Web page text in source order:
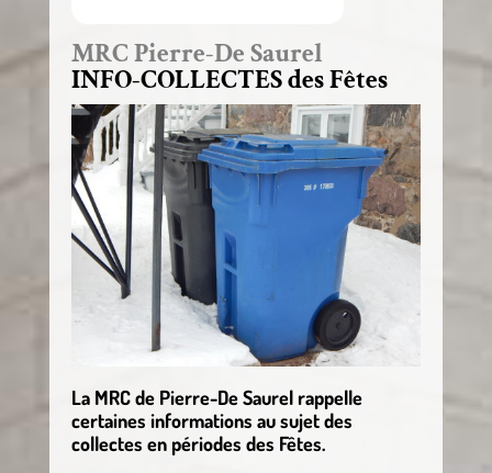
MRC Pierre-De Saurel
INFO-COLLECTES des Fêtes
La MRC de Pierre-De Saurel rappelle
certaines informations au sujet des
collectes en périodes des Fêtes.